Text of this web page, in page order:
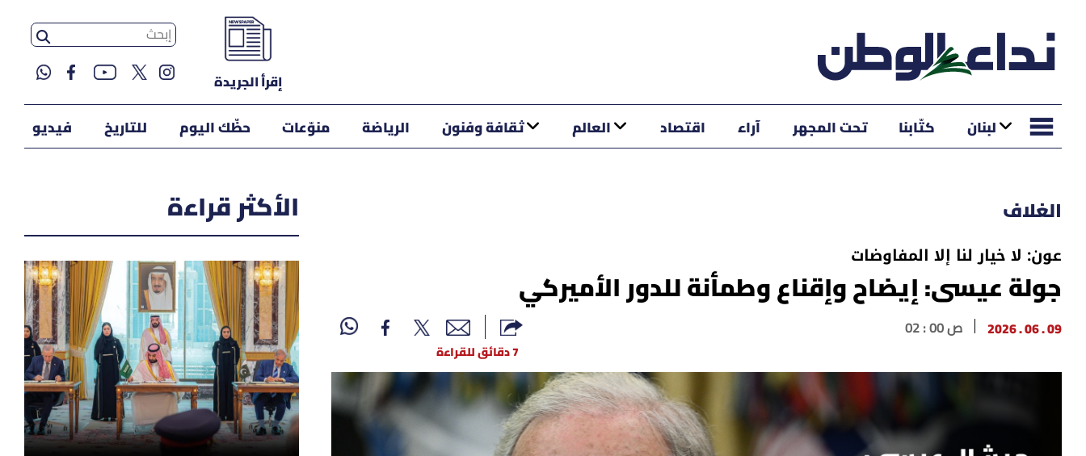
إقرأ الجريدة
لبنان كتّابنا تحت المجهر آراء اقتصاد العالم ثقافة وفنون الرياضة منوّعات حظّك اليوم للتاريخ فيديو
الغلاف
عون: لا خيار لنا إلا المفاوضات
جولة عيسى: إيضاح وإقناع وطمأنة للدور الأميركي
09 . 06 . 2026 02 : 00 ص
7 دقائق للقراءة
الأكثر قراءة